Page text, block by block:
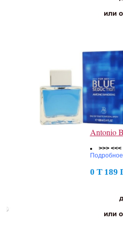
Antonio
>>> <<<
0 Т 189